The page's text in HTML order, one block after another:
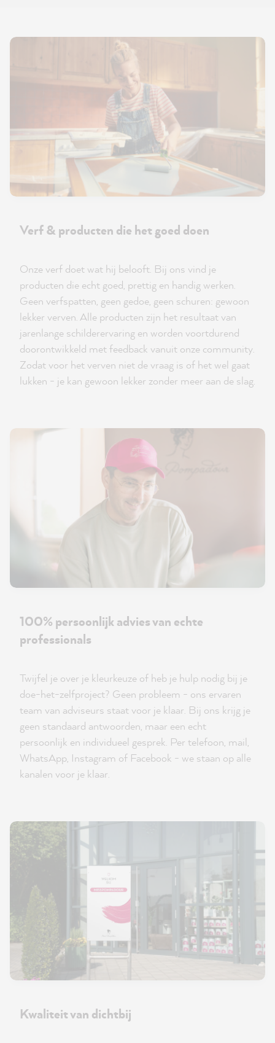
Verf & producten die het goed doen
Onze verf doet wat hij belooft. Bij ons vind je
producten die echt goed, prettig en handig werken.
Geen verfspatten, geen gedoe, geen schuren: gewoon
lekker verven. Alle producten zijn het resultaat van
jarenlange schilderervaring en worden voortdurend
doorontwikkeld met feedback vanuit onze community.
Zodat voor het verven niet de vraag is of het wel gaat
lukken - je kan gewoon lekker zonder meer aan de slag.
100% persoonlijk advies van echte
professionals
Twijfel je over je kleurkeuze of heb je hulp nodig bij je
doe-het-zelfproject? Geen probleem - ons ervaren
team van adviseurs staat voor je klaar. Bij ons krijg je
geen standaard antwoorden, maar een echt
persoonlijk en individueel gesprek. Per telefoon, mail,
WhatsApp, Instagram of Facebook - we staan op alle
kanalen voor je klaar.
Kwaliteit van dichtbij